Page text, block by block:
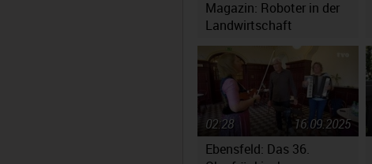
Magazin: Roboter in der
Landwirtschaft
Ebensfeld: Das 36.
16.09.2025
02:28